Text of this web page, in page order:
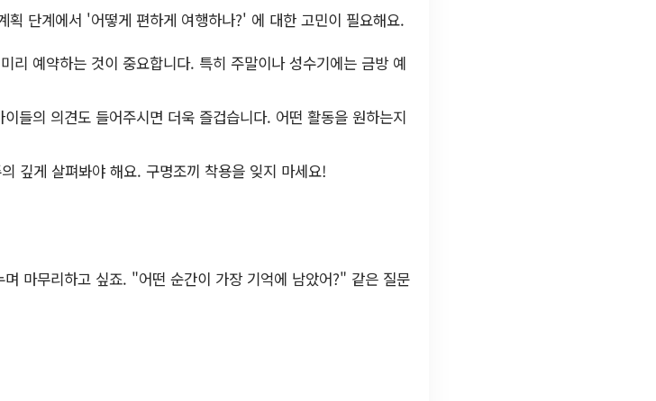
단계에서 '어떻게 편하게 여행하나?' 에 대한 고민이 필요해요.
리 예약하는 것이 중요합니다. 특히 주말이나 성수기에는 금방 예
들의 의견도 들어주시면 더욱 즐겁습니다. 어떤 활동을 원하는지
깊게 살펴봐야 해요. 구명조끼 착용을 잊지 마세요!
마무리하고 싶죠. "어떤 순간이 가장 기억에 남았어?" 같은 질문